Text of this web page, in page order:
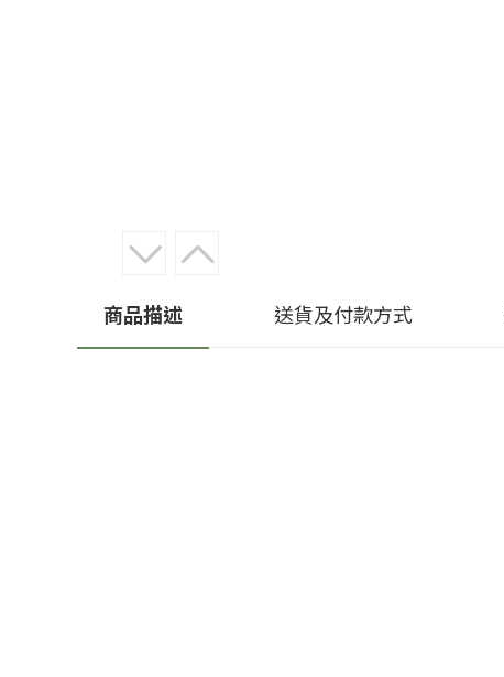
商品描述 送貨及付款方式